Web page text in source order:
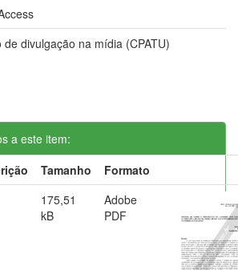
de divulgação na mídia (CPATU)
a este item:
Tamanho
Formato
175,51
kB
Adobe
PDF